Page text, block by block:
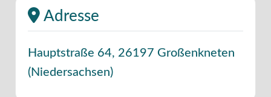
Adresse
Hauptstraße 64, 26197 Großenkneten
(Niedersachsen)